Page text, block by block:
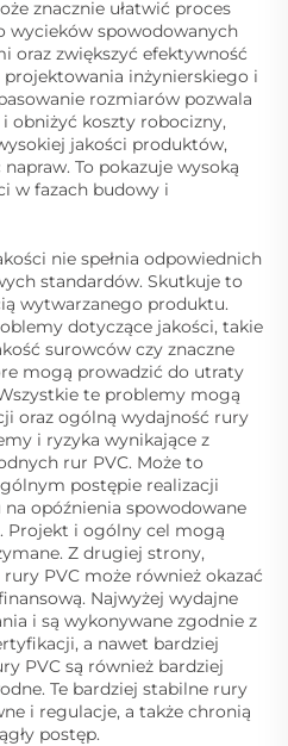
znacznie ułatwić proces
wycieków spowodowanych
oraz zwiększyć efektywność
inżynierskiego i
rozmiarów pozwala
obniżyć koszty robocizny,
jakości produktów,
To pokazuje wysoką
w fazach budowy i
nie spełnia odpowiednich
standardów. Skutkuje to
wytwarzanego produktu.
dotyczące jakości, takie
surowców czy znaczne
mogą prowadzić do utraty
te problemy mogą
oraz ogólną wydajność rury
i ryzyka wynikające z
rur PVC. Może to
postępie realizacji
opóźnienia spowodowane
Projekt i ogólny cel mogą
Z drugiej strony,
PVC może również okazać
Najwyżej wydajne
i są wykonywane zgodnie z
a nawet bardziej
PVC są również bardziej
Te bardziej stabilne rury
i regulacje, a także chronią
postęp.